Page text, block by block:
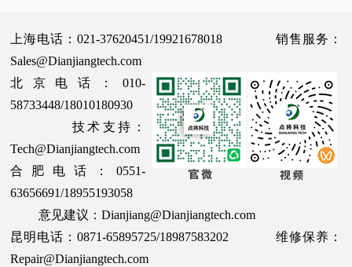
上海电话：021-37620451/19921678018 销售服务：
Sales@Dianjiangtech.com
北京电话：010-
58733448/18010180930
技术支持：
Tech@Dianjiangtech.com
合肥电话：0551-
63656691/18955193058
意见建议：Dianjiang@Dianjiangtech.com
昆明电话：0871-65895725/18987583202 维修保养：
Repair@Dianjiangtech.com